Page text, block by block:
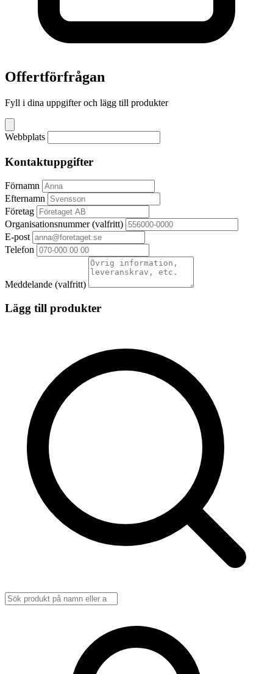
Offertförfrågan
Fyll i dina uppgifter och lägg till produkter
Webbplats
Kontaktuppgifter
Förnamn
Efternamn
Företag
Organisationsnummer(valfritt)
E-post
Telefon
Meddelande (valfritt)
Lägg till produkter